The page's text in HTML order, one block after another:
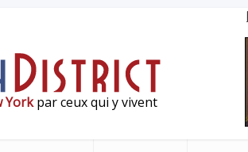
Yorkpar ceux qui y vivent